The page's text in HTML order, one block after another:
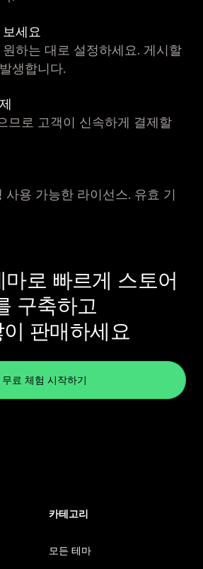
세요
하는 대로 설정하세요. 게시할
생합니다.
므로 고객이 신속하게 결제할
사용 가능한 라이선스. 유효 기
로 빠르게 스토어
구축하고
이 판매하세요
무료 체험 시작하기
카테고리
모든 테마